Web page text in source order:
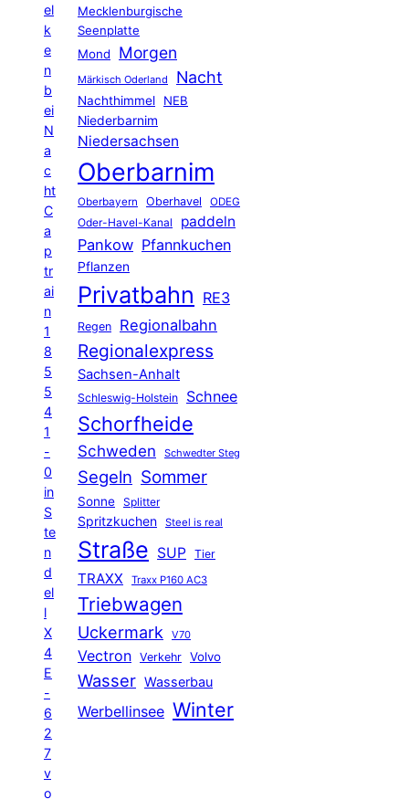
el
k
e
n
b
ei
N
a
c
ht
C
a
p
tr
ai
n
1
8
5
5
4
1
-
0
in
S
te
n
d
el
l
X
4
E
-
6
2
7
v
o
Mecklenburgische
Seenplatte
Mond
Morgen
Märkisch Oderland Nacht
Nachthimmel
NEB
Niederbarnim
Niedersachsen
Oberbarnim
Oberbayern Oberhavel ODEG
Oder-Havel-Kanal paddeln
Pankow Pfannkuchen
Pflanzen
Privatbahn RE3
Regen Regionalbahn
Regionalexpress
Sachsen-Anhalt
Schleswig-Holstein Schnee
Schorfheide
Schweden Schwedter Steg
Segeln Sommer
Sonne Splitter
Spritzkuchen Steel is real
Straße SUP Tier
TRAXX Traxx P160 AC3
Triebwagen
Uckermark V70
Vectron Verkehr Volvo
Wasser Wasserbau
Werbellinsee Winter